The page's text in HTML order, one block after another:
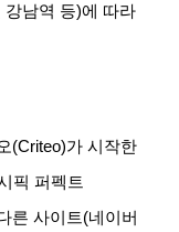
강남역 등)에 따라
(Criteo)가 시작한
픽 퍼펙트
른 사이트(네이버